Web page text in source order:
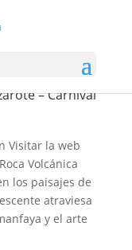
– Carnival
Visitar la web
Volcánica
los paisajes de
atraviesa
y el arte